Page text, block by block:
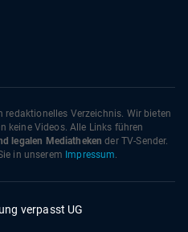
redaktionelles Verzeichnis. Wir bieten
keine Videos. Alle Links führen
legalen Mediatheken der TV-Sender.
in unserem Impressum.
verpasst UG